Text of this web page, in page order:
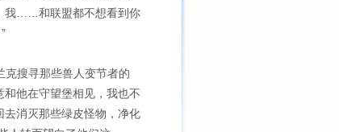
我……和联盟都不想看到你
克搜寻那些兽人变节者的
他在守望堡相见，我也不
消灭那些绿皮怪物，净化